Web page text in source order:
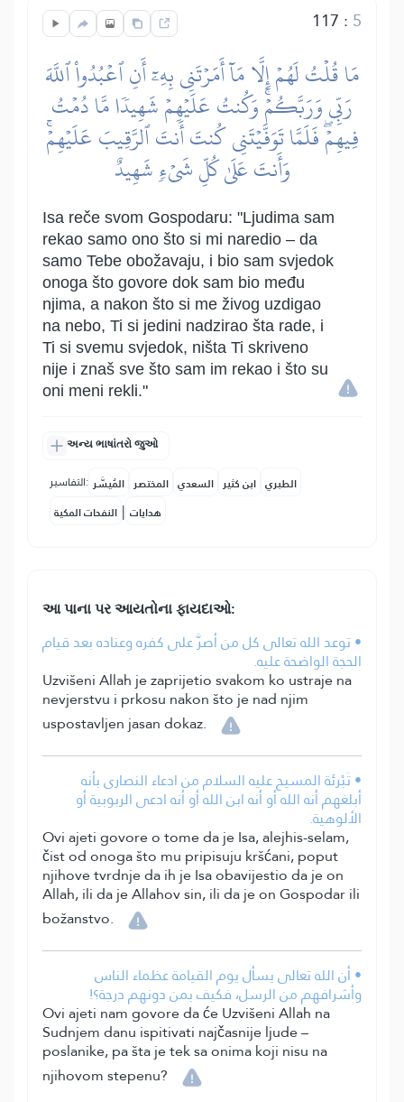
117 : 5
مَا قُلۡتُ لَهُمۡ إِلَّا مَآ أَمَرۡتَنِي بِهِۦٓ أَنِ ٱعۡبُدُواْ ٱللَّهَ
رَبِّي وَرَبَّكُمۡۚ وَكُنتُ عَلَيۡهِمۡ شَهِيدٗا مَّا دُمۡتُ
فِيهِمۡۖ فَلَمَّا تَوَفَّيۡتَنِي كُنتَ أَنتَ ٱلرَّقِيبَ عَلَيۡهِمۡۚ
وَأَنتَ عَلَىٰ كُلِّ شَيۡءٖ شَهِيدٌ
Isa reče svom Gospodaru: "Ljudima sam
rekao samo ono što si mi naredio – da
samo Tebe obožavaju, i bio sam svjedok
onoga što govore dok sam bio među
njima, a nakon što si me živog uzdigao
na nebo, Ti si jedini nadzirao šta rade, i
Ti si svemu svjedok, ništa Ti skriveno
nije i znaš sve što sam im rekao i što su
oni meni rekli."
અન્ય ભાષાંતરો જુઓ
التفاسير: المُيسَّر المختصر السعدي ابن كثير الطبري
النفحات المكية | هدايات
આ પાના પર આયતોના ફાયદાઓ:
• توعد الله تعالى كل من أصرَّ على كفره وعناده بعد قيام
الحجة الواضحة عليه.
Uzvišeni Allah je zaprijetio svakom ko ustraje na
nevjerstvu i prkosu nakon što je nad njim
uspostavljen jasan dokaz.
• تَبْرئة المسيح عليه السلام من ادعاء النصارى بأنه
أبلغهم أنه الله أو أنه ابن الله أو أنه ادعى الربوبية أو
الألوهية.
Ovi ajeti govore o tome da je Isa, alejhis-selam,
čist od onoga što mu pripisuju kršćani, poput
njihove tvrdnje da ih je Isa obavijestio da je on
Allah, ili da je Allahov sin, ili da je on Gospodar ili
božanstvo.
• أن الله تعالى يسأل يوم القيامة عظماء الناس
وأشرافهم من الرسل، فكيف بمن دونهم درجة؟!
Ovi ajeti nam govore da će Uzvišeni Allah na
Sudnjem danu ispitivati najčasnije ljude –
poslanike, pa šta je tek sa onima koji nisu na
njihovom stepenu?